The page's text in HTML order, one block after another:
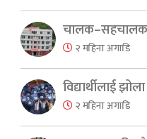
२ महिना अगाडि
विद्यार्थीलाई झोला
२ महिना अगाडि